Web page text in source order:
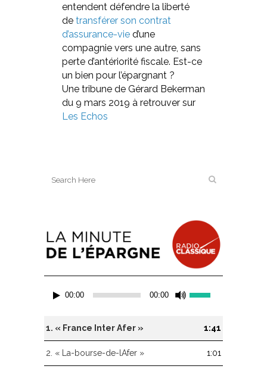
entendent défendre la liberté
de transférer son contrat
d’assurance-vie d’une
compagnie vers une autre, sans
perte d’antériorité fiscale. Est-ce
un bien pour l’épargnant ?
Une tribune de Gérard Bekerman
du 9 mars 2019 à retrouver sur
Les Echos
audio
00:00 00:00
les
haut/bas
pour
augmenter
ou
1. « France Inter Afer » 1:41
2. « La-bourse-de-lAfer » 1:01